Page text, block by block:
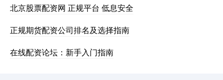
北京股票配资网 正规平台 低息安全
正规期货配资公司排名及选择指南
在线配资论坛：新手入门指南